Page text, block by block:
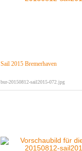
Sail 2015 Bremerhaven
bur-20150812-sail2015-072.jpg